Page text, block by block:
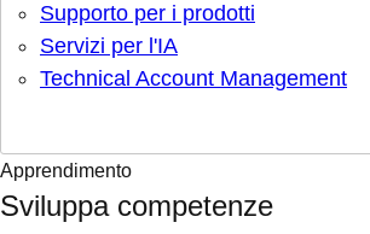
Supporto per i prodotti
Servizi per l'IA
Technical Account Management
Apprendimento
Sviluppa competenze